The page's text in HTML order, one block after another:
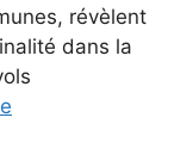
révèlent
dans la